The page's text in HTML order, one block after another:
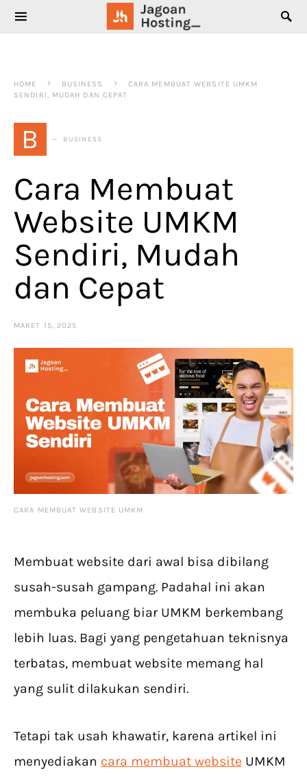
SEARCH FOR:
HOME BUSINESS
CARA MEMBUAT WEBSITE UMKM
SENDIRI, MUDAH DAN CEPAT
B BUSINESS
Cara Membuat
Website UMKM
Sendiri, Mudah
dan Cepat
MARET 15, 2025
CARA MEMBUAT WEBSITE UMKM
Membuat website dari awal bisa dibilang
susah-susah gampang. Padahal ini akan
membuka peluang biar UMKM berkembang
lebih luas. Bagi yang pengetahuan teknisnya
terbatas, membuat website memang hal
yang sulit dilakukan sendiri.
Tetapi tak usah khawatir, karena artikel ini
menyediakan cara membuat website UMKM